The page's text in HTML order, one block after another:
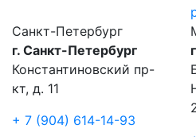
Санкт-Петербург
г. Санкт-Петербург
Константиновский пр-
кт, д. 11
+ 7 (904) 614-14-93